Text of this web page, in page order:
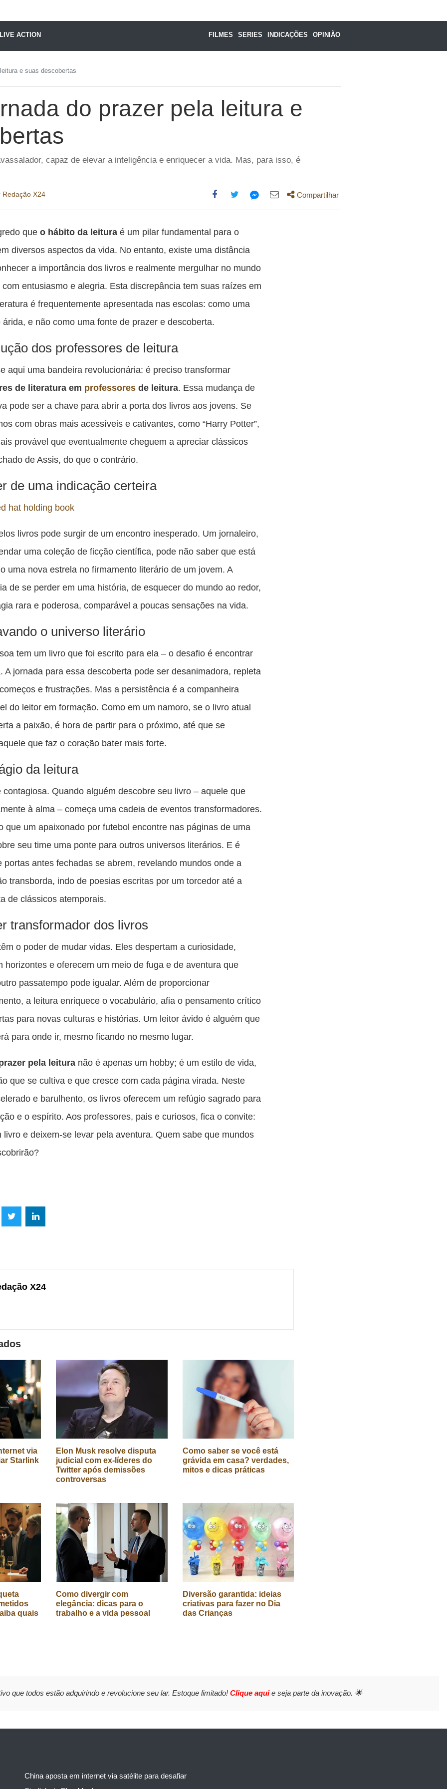
LIVE ACTION FILMES SERIES INDICAÇÕES OPINIÃO
e suas descobertas
do prazer pela leitura e
capaz de elevar a inteligência e enriquecer a vida. Mas, para isso, é
Redação X24
Compartilhe
Facebook
Compartilhe
Twitter
Compartilhe
Messenger
Compartilhe
Compartilhar
queo hábito da leitura é um pilar fundamental para o
diversos aspectos da vida. No entanto, existe uma distância
a importância dos livros e realmente mergulhar no mundo
com entusiasmo e alegria. Esta discrepância tem suas raízes em
é frequentemente apresentada nas escolas: como uma
árida, e não como uma fonte de prazer e descoberta.
dos professores de leitura
aqui uma bandeira revolucionária: é preciso transformar
de literatura em professores de leitura. Essa mudança de
pode ser a chave para abrir a porta dos livros aos jovens. Se
com obras mais acessíveis e cativantes, como “Harry Potter”,
provável que eventualmente cheguem a apreciar clássicos
de Assis, do que o contrário.
de uma indicação certeira
livros pode surgir de um encontro inesperado. Um jornaleiro,
uma coleção de ficção científica, pode não saber que está
uma nova estrela no firmamento literário de um jovem. A
de se perder em uma história, de esquecer do mundo ao redor,
rara e poderosa, comparável a poucas sensações na vida.
o universo literário
tem um livro que foi escrito para ela – o desafio é encontrar
A jornada para essa descoberta pode ser desanimadora, repleta
e frustrações. Mas a persistência é a companheira
do leitor em formação. Como em um namoro, se o livro atual
a paixão, é hora de partir para o próximo, até que se
que faz o coração bater mais forte.
da leitura
contagiosa. Quando alguém descobre seu livro – aquele que
à alma – começa uma cadeia de eventos transformadores.
que um apaixonado por futebol encontre nas páginas de uma
seu time uma ponte para outros universos literários. E é
portas antes fechadas se abrem, revelando mundos onde a
transborda, indo de poesias escritas por um torcedor até a
de clássicos atemporais.
transformador dos livros
o poder de mudar vidas. Eles despertam a curiosidade,
horizontes e oferecem um meio de fuga e de aventura que
passatempo pode igualar. Além de proporcionar
a leitura enriquece o vocabulário, afia o pensamento crítico
para novas culturas e histórias. Um leitor ávido é alguém que
para onde ir, mesmo ficando no mesmo lugar.
pela leitura não é apenas um hobby; é um estilo de vida,
que se cultiva e que cresce com cada página virada. Neste
e barulhento, os livros oferecem um refúgio sagrado para
e o espírito. Aos professores, pais e curiosos, fica o convite:
livro e deixem-se levar pela aventura. Quem sabe que mundos
Twitter
X24
via
Starlink
Elon Musk resolve disputa
judicial com ex-líderes do
Twitter após demissões
controversas
Como saber se você está
grávida em casa? verdades,
mitos e dicas práticas
quais
Como divergir com
elegância: dicas para o
trabalho e a vida pessoal
Diversão garantida: ideias
criativas para fazer no Dia
das Crianças
que todos estão adquirindo e revolucione seu lar. Estoque limitado! Clique aquie seja parte da inovação. 🌟
China aposta em internet via satélite para desafiar